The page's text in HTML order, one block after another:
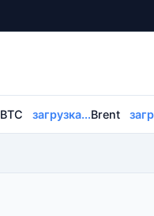
BTC загрузка...Brent